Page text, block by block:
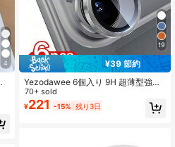
ー
ー
ー
4
19
¥39 節約
Yezodawee 6個入り 9H 超薄型強化
ガラス カメラレンズプロテクター 金
属製独立カメラカバーアクセサリー
付き シルバー iPhone 17 Pro/17 Pro
70+ sold
¥221 -15% 残り3日